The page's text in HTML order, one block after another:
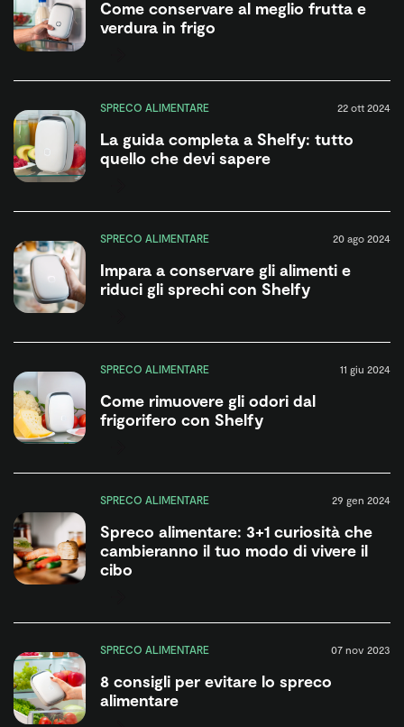
Come conservare al meglio frutta e
verdura in frigo
SPRECO ALIMENTARE 22 ott 2024
La guida completa a Shelfy: tutto
quello che devi sapere
SPRECO ALIMENTARE 20 ago 2024
Impara a conservare gli alimenti e
riduci gli sprechi con Shelfy
SPRECO ALIMENTARE 11 giu 2024
Come rimuovere gli odori dal
frigorifero con Shelfy
SPRECO ALIMENTARE 29 gen 2024
Spreco alimentare: 3+1 curiosità che
cambieranno il tuo modo di vivere il
cibo
SPRECO ALIMENTARE 07 nov 2023
8 consigli per evitare lo spreco
alimentare